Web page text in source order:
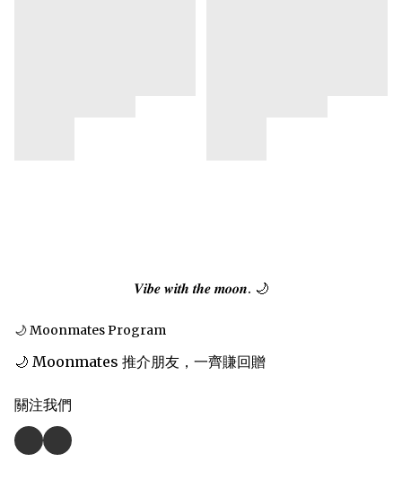
𝑽𝒊𝒃𝒆 𝒘𝒊𝒕𝒉 𝒕𝒉𝒆 𝒎𝒐𝒐𝒏. 🌙
🌙 Moonmates Program
🌙 Moonmates 推介朋友，一齊賺回贈
關注我們